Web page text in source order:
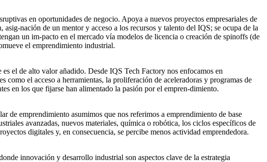
en oportunidades de negocio. Apoya a nuevos proyectos empresariales de
nación de un mentor y acceso a los recursos y talento del IQS; se ocupa de la
un im-pacto en el mercado vía modelos de licencia o creación de spinoffs (de
el emprendimiento industrial.
el de alto valor añadido. Desde IQS Tech Factory nos enfocamos en
como el acceso a herramientas, la proliferación de aceleradoras y programas de
en los que fijarse han alimentado la pasión por el empren-dimiento.
de emprendimiento asumimos que nos referimos a emprendimiento de base
avanzadas, nuevos materiales, química o robótica, los ciclos específicos de
digitales y, en consecuencia, se percibe menos actividad emprendedora.
innovación y desarrollo industrial son aspectos clave de la estrategia